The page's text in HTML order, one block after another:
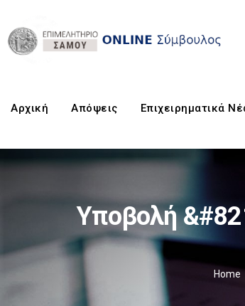
Αρχική Aπόψεις Επιχειρηματικά
Υποβολή
Home